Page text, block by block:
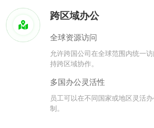
跨区域办公
全球资源访问
允许跨国公司在全球范围内统一
持跨区域协作。
多国办公灵活性
员工可以在不同国家或地区灵活
制。